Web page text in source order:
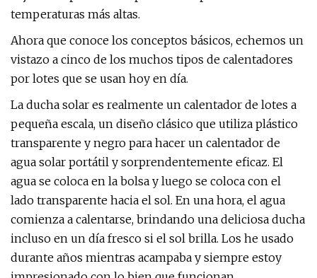
temperaturas más altas.
Ahora que conoce los conceptos básicos, echemos un
vistazo a cinco de los muchos tipos de calentadores
por lotes que se usan hoy en día.
La ducha solar es realmente un calentador de lotes a
pequeña escala, un diseño clásico que utiliza plástico
transparente y negro para hacer un calentador de
agua solar portátil y sorprendentemente eficaz. El
agua se coloca en la bolsa y luego se coloca con el
lado transparente hacia el sol. En una hora, el agua
comienza a calentarse, brindando una deliciosa ducha
incluso en un día fresco si el sol brilla. Los he usado
durante años mientras acampaba y siempre estoy